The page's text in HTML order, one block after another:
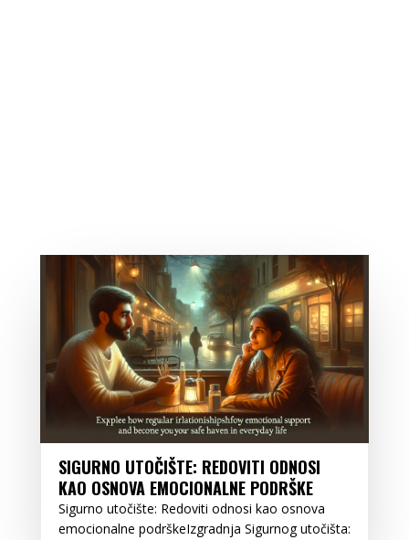
SIGURNO UTOČIŠTE: REDOVITI ODNOSI
KAO OSNOVA EMOCIONALNE PODRŠKE
Sigurno utočište: Redoviti odnosi kao osnova
emocionalne podrškeIzgradnja Sigurnog utočišta: